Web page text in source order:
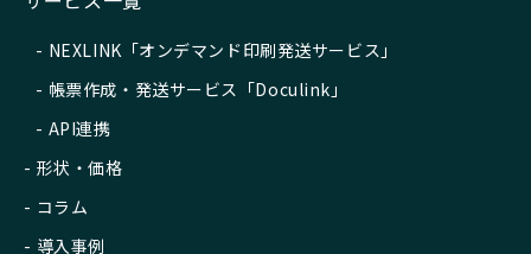
NEXLINK「オンデマンド印刷発送サービス」
帳票作成・発送サービス「Doculink」
API連携
形状・価格
コラム
導入事例